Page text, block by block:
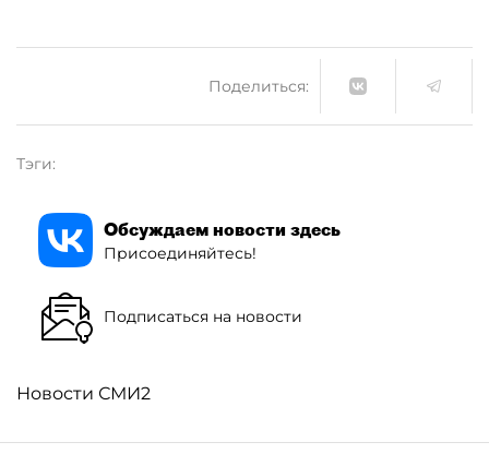
Поделиться:
Тэги:
Обсуждаем новости здесь
Присоединяйтесь!
Подписаться на новости
Новости СМИ2